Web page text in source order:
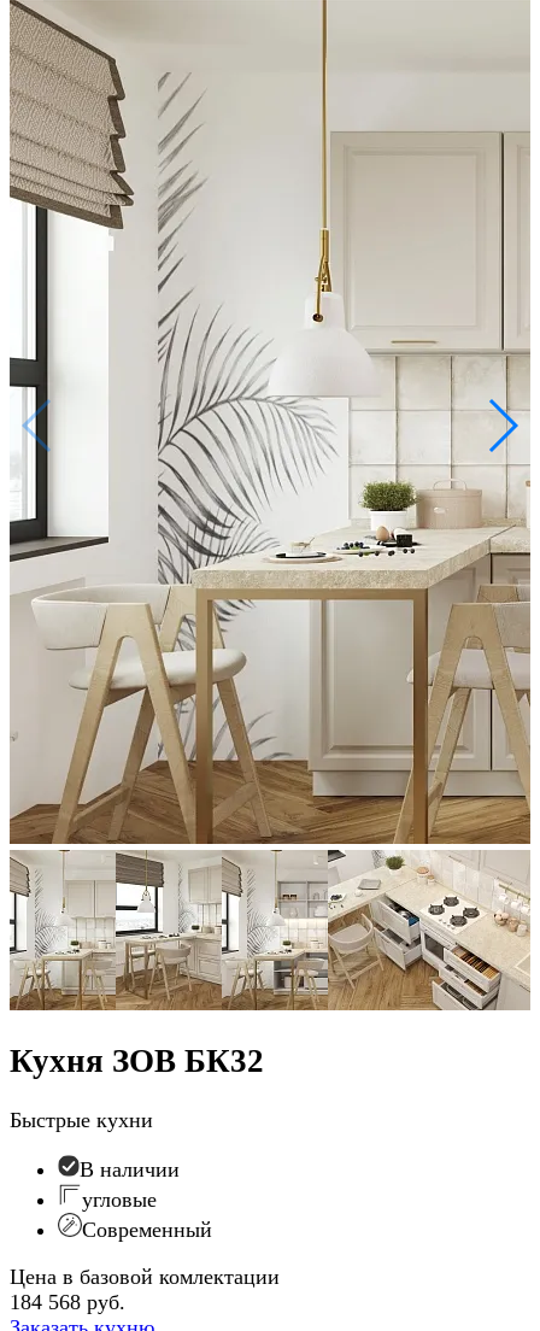
Кухня ЗОВ БК32
Быстрые кухни
В наличии
угловые
Современный
Цена в базовой комлектации
184 568 руб.